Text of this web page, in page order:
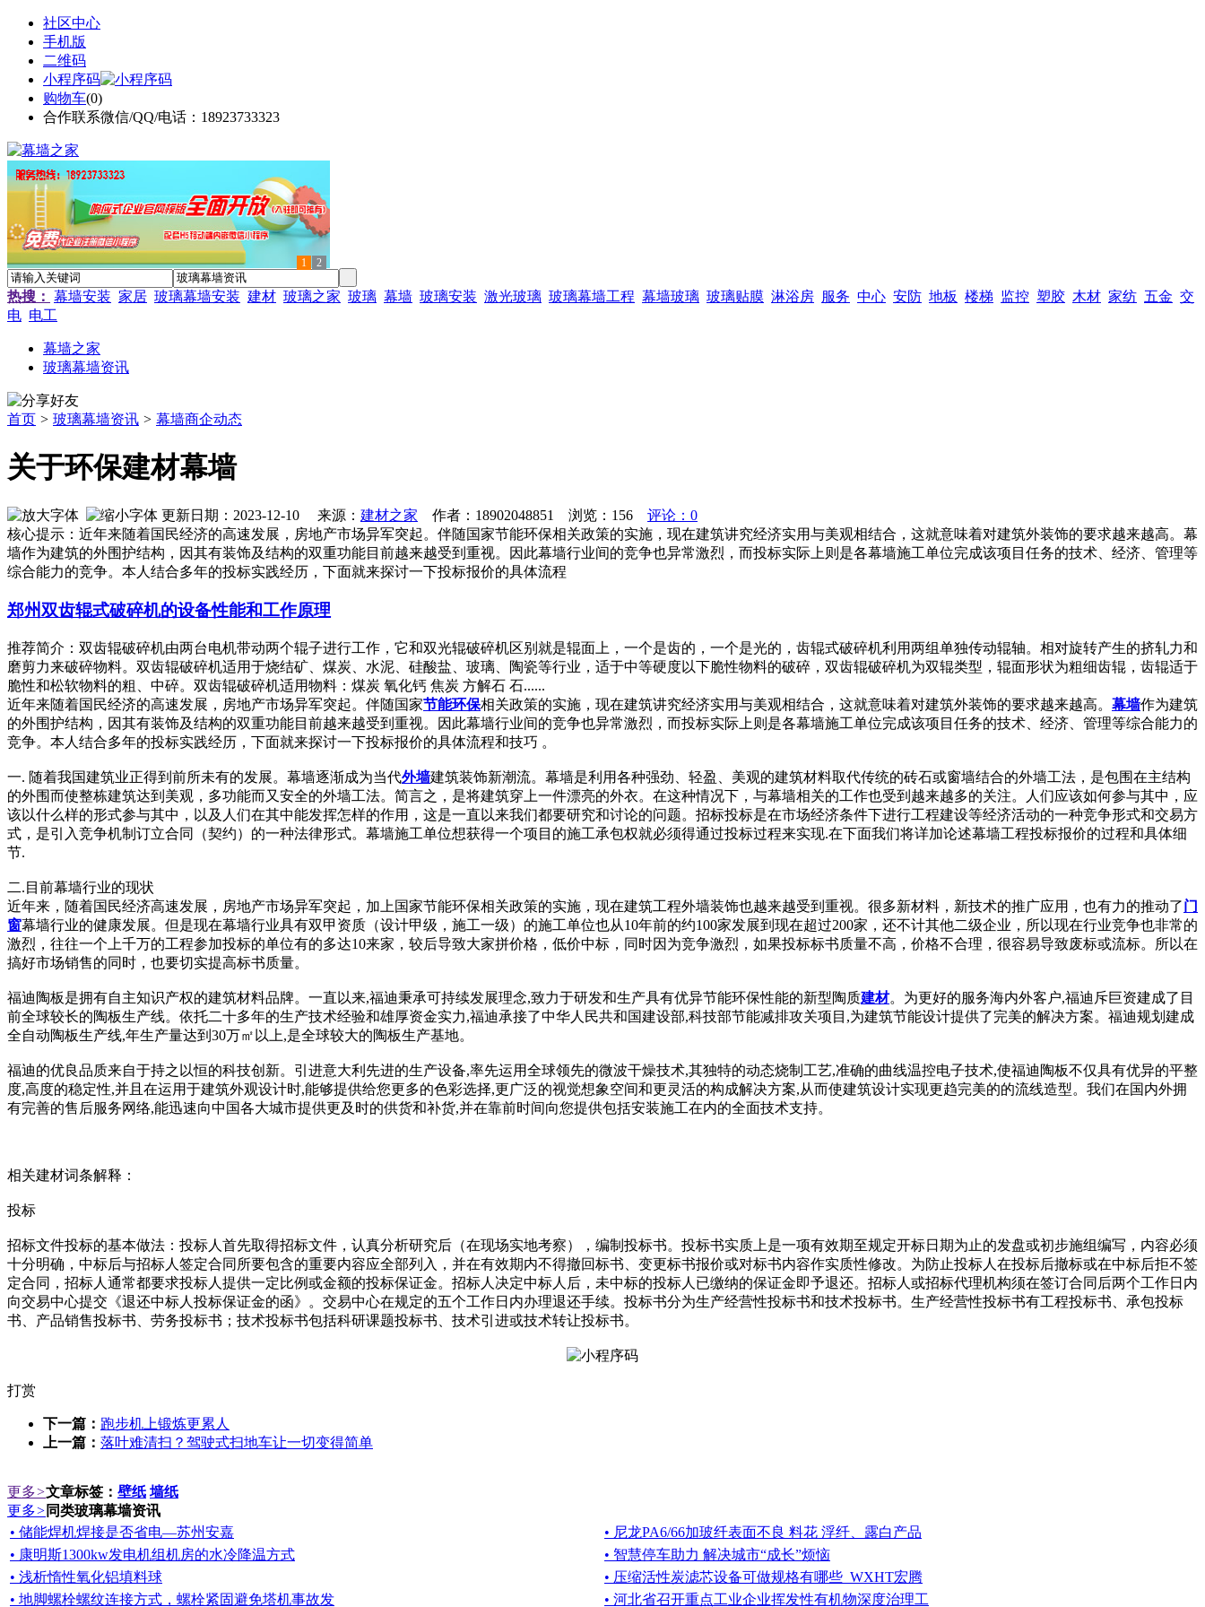
社区中心
手机版
二维码
小程序码
购物车(0)
合作联系微信/QQ/电话：18923733323
1 2
热搜： 幕墙安装 家居 玻璃幕墙安装 建材 玻璃之家 玻璃 幕墙 玻璃安装 激光玻璃 玻璃幕墙工程 幕墙玻璃 玻璃贴膜 淋浴房 服务 中心 安防 地板 楼梯 监控 塑胶 木材 家纺 五金 交
电 电工
幕墙之家
玻璃幕墙资讯
首页 > 玻璃幕墙资讯 > 幕墙商企动态
关于环保建材幕墙
更新日期：2023-12-10 来源： 建材之家 作者：18902048851 浏览： 156
评论：0
核心提示：近年来随着国民经济的高速发展，房地产市场异军突起。伴随国家节能环保相关政策的实施，现在建筑讲究经济实用与美观相结合，这就意味着对建筑外装饰的要求越来越高。幕
墙作为建筑的外围护结构，因其有装饰及结构的双重功能目前越来越受到重视。因此幕墙行业间的竞争也异常激烈，而投标实际上则是各幕墙施工单位完成该项目任务的技术、经济、管理等
综合能力的竞争。本人结合多年的投标实践经历，下面就来探讨一下投标报价的具体流程
郑州双齿辊式破碎机的设备性能和工作原理
推荐简介：双齿辊破碎机由两台电机带动两个辊子进行工作，它和双光辊破碎机区别就是辊面上，一个是齿的，一个是光的，齿辊式破碎机利用两组单独传动辊轴。相对旋转产生的挤轧力和
磨剪力来破碎物料。双齿辊破碎机适用于烧结矿、煤炭、水泥、硅酸盐、玻璃、陶瓷等行业，适于中等硬度以下脆性物料的破碎，双齿辊破碎机为双辊类型，辊面形状为粗细齿辊，齿辊适于
脆性和松软物料的粗、中碎。双齿辊破碎机适用物料：煤炭 氧化钙 焦炭 方解石 石......
近年来随着国民经济的高速发展，房地产市场异军突起。伴随国家节能环保相关政策的实施，现在建筑讲究经济实用与美观相结合，这就意味着对建筑外装饰的要求越来越高。 幕墙作为建筑
的外围护结构，因其有装饰及结构的双重功能目前越来越受到重视。因此幕墙行业间的竞争也异常激烈，而投标实际上则是各幕墙施工单位完成该项目任务的技术、经济、管理等综合能力的
竞争。本人结合多年的投标实践经历，下面就来探讨一下投标报价的具体流程和技巧 。
一. 随着我国建筑业正得到前所未有的发展。幕墙逐渐成为当代外墙建筑装饰新潮流。幕墙是利用各种强劲、轻盈、美观的建筑材料取代传统的砖石或窗墙结合的外墙工法，是包围在主结构
的外围而使整栋建筑达到美观，多功能而又安全的外墙工法。简言之，是将建筑穿上一件漂亮的外衣。在这种情况下，与幕墙相关的工作也受到越来越多的关注。人们应该如何参与其中，应
该以什么样的形式参与其中，以及人们在其中能发挥怎样的作用，这是一直以来我们都要研究和讨论的问题。招标投标是在市场经济条件下进行工程建设等经济活动的一种竞争形式和交易方
式，是引入竞争机制订立合同（契约）的一种法律形式。幕墙施工单位想获得一个项目的施工承包权就必须得通过投标过程来实现.在下面我们将详加论述幕墙工程投标报价的过程和具体细
节.
二.目前幕墙行业的现状
近年来，随着国民经济高速发展，房地产市场异军突起，加上国家节能环保相关政策的实施，现在建筑工程外墙装饰也越来越受到重视。很多新材料，新技术的推广应用，也有力的推动了门
窗幕墙行业的健康发展。但是现在幕墙行业具有双甲资质（设计甲级，施工一级）的施工单位也从10年前的约100家发展到现在超过200家，还不计其他二级企业，所以现在行业竞争也非常的
激烈，往往一个上千万的工程参加投标的单位有的多达10来家，较后导致大家拼价格，低价中标，同时因为竞争激烈，如果投标标书质量不高，价格不合理，很容易导致废标或流标。所以在
搞好市场销售的同时，也要切实提高标书质量。
福迪陶板是拥有自主知识产权的建筑材料品牌。一直以来,福迪秉承可持续发展理念,致力于研发和生产具有优异节能环保性能的新型陶质建材。为更好的服务海内外客户,福迪斥巨资建成了目
前全球较长的陶板生产线。依托二十多年的生产技术经验和雄厚资金实力,福迪承接了中华人民共和国建设部,科技部节能减排攻关项目,为建筑节能设计提供了完美的解决方案。福迪规划建成
全自动陶板生产线,年生产量达到30万㎡以上,是全球较大的陶板生产基地。
福迪的优良品质来自于持之以恒的科技创新。引进意大利先进的生产设备,率先运用全球领先的微波干燥技术,其独特的动态烧制工艺,准确的曲线温控电子技术,使福迪陶板不仅具有优异的平整
度,高度的稳定性,并且在运用于建筑外观设计时,能够提供给您更多的色彩选择,更广泛的视觉想象空间和更灵活的构成解决方案,从而使建筑设计实现更趋完美的的流线造型。我们在国内外拥
有完善的售后服务网络,能迅速向中国各大城市提供更及时的供货和补货,并在靠前时间向您提供包括安装施工在内的全面技术支持。
相关建材词条解释：
投标
招标文件投标的基本做法：投标人首先取得招标文件，认真分析研究后（在现场实地考察），编制投标书。投标书实质上是一项有效期至规定开标日期为止的发盘或初步施组编写，内容必须
十分明确，中标后与招标人签定合同所要包含的重要内容应全部列入，并在有效期内不得撤回标书、变更标书报价或对标书内容作实质性修改。为防止投标人在投标后撤标或在中标后拒不签
定合同，招标人通常都要求投标人提供一定比例或金额的投标保证金。招标人决定中标人后，未中标的投标人已缴纳的保证金即予退还。招标人或招标代理机构须在签订合同后两个工作日内
向交易中心提交《退还中标人投标保证金的函》。交易中心在规定的五个工作日内办理退还手续。投标书分为生产经营性投标书和技术投标书。生产经营性投标书有工程投标书、承包投标
书、产品销售投标书、劳务投标书；技术投标书包括科研课题投标书、技术引进或技术转让投标书。
打赏
下一篇： 跑步机上锻炼更累人
上一篇： 落叶难清扫？驾驶式扫地车让一切变得简单
更多>文章标签： 壁纸 墙纸
更多> 同类玻璃幕墙资讯
• 储能焊机焊接是否省电—苏州安嘉
• 尼龙PA6/66加玻纤表面不良 料花 浮纤、露白产品
• 康明斯1300kw发电机组机房的水冷降温方式
• 智慧停车助力 解决城市“成长”烦恼
• 浅析惰性氧化铝填料球
• 压缩活性炭滤芯设备可做规格有哪些_WXHT宏腾
• 地脚螺栓螺纹连接方式，螺栓紧固避免塔机事故发
• 河北省召开重点工业企业挥发性有机物深度治理工